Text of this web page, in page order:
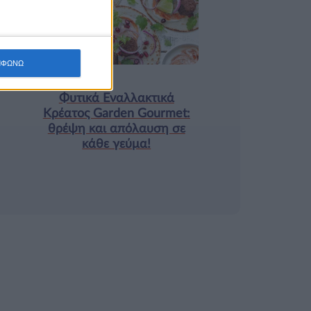
Φυτικά Εναλλακτικά
Κρέατος Garden Gourmet:
θρέψη και απόλαυση σε
κάθε γεύμα!